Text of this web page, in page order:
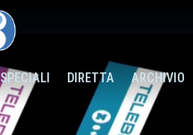
SPECIALI DIRETTA ARCHIVIO